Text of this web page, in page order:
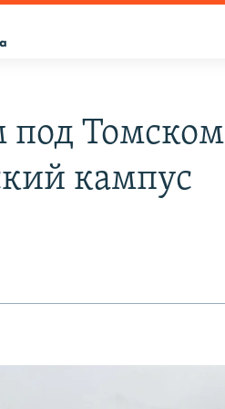
под Томском
кампус